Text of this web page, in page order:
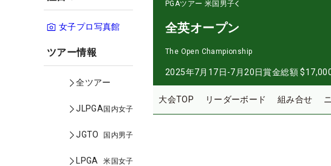
女子プロ写真館
ツアー情報
全ツアー
JLPGA国内女子
JGTO 国内男子
LPGA 米国女子
PGAツアー 米国男子
全英オープン
The Open Championship
2025年7月17日-7月20日賞金総額
大会TOP リーダーボード 組み合せ